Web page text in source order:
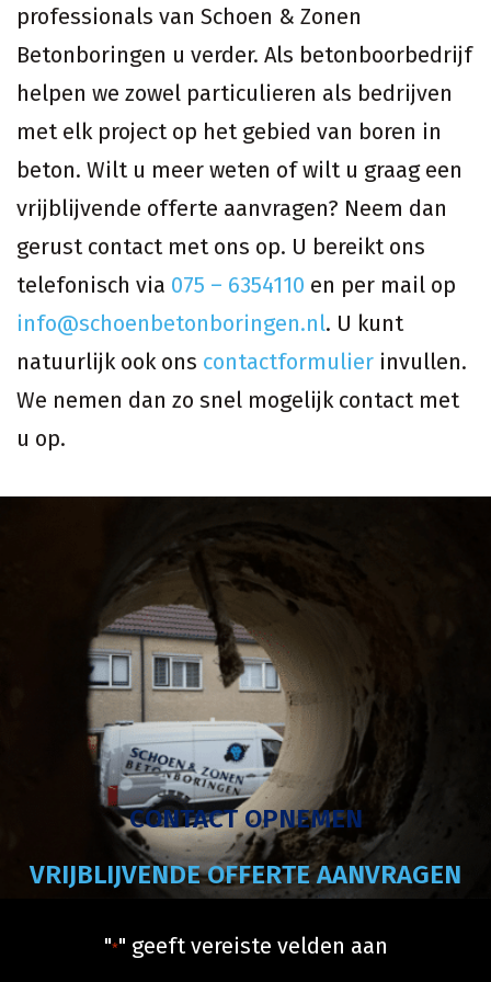
professionals van Schoen & Zonen
Betonboringen u verder. Als betonboorbedrijf
helpen we zowel particulieren als bedrijven
met elk project op het gebied van boren in
beton. Wilt u meer weten of wilt u graag een
vrijblijvende offerte aanvragen? Neem dan
gerust contact met ons op. U bereikt ons
telefonisch via 075 – 6354110 en per mail op
info@schoenbetonboringen.nl. U kunt
natuurlijk ook ons contactformulier invullen.
We nemen dan zo snel mogelijk contact met
u op.
CONTACT OPNEMEN
VRIJBLIJVENDE OFFERTE AANVRAGEN
"*" geeft vereiste velden aan